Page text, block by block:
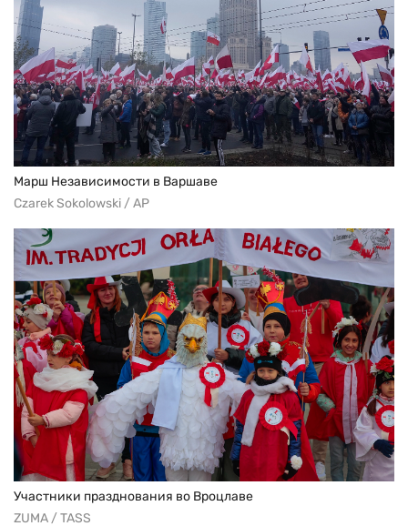
Марш Независимости в Варшаве
Czarek Sokolowski / AP
Участники празднования во Вроцлаве
ZUMA / TASS